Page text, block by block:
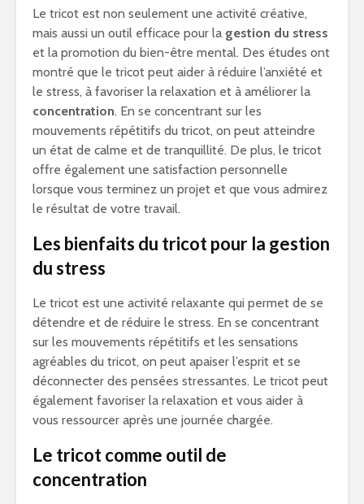
Le tricot est non seulement une activité créative,
mais aussi un outil efficace pour la gestion du stress
et la promotion du bien-être mental. Des études ont
montré que le tricot peut aider à réduire l’anxiété et
le stress, à favoriser la relaxation et à améliorer la
concentration. En se concentrant sur les
mouvements répétitifs du tricot, on peut atteindre
un état de calme et de tranquillité. De plus, le tricot
offre également une satisfaction personnelle
lorsque vous terminez un projet et que vous admirez
le résultat de votre travail.
Les bienfaits du tricot pour la gestion
du stress
Le tricot est une activité relaxante qui permet de se
détendre et de réduire le stress. En se concentrant
sur les mouvements répétitifs et les sensations
agréables du tricot, on peut apaiser l’esprit et se
déconnecter des pensées stressantes. Le tricot peut
également favoriser la relaxation et vous aider à
vous ressourcer après une journée chargée.
Le tricot comme outil de
concentration